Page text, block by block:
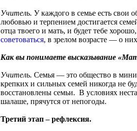
Учитель. У каждого в семье есть свои
любовью и терпением достигается
отца твоего и мать, и будет тебе
советоваться, в зрелом возрасте — о них
Как вы понимаете высказывание
Учитель. Семья — это общество в
крепких и сильных семей никогда не
восстановлены семьи. В условиях
шалаше, прячутся от непогоды.
Третий этап – рефлексия.